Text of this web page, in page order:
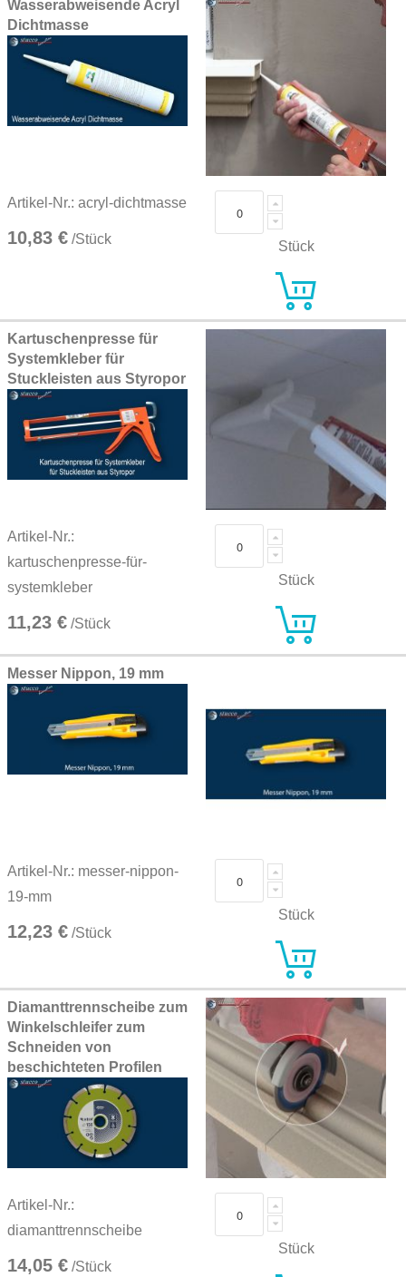
Wasserabweisende Acryl
Dichtmasse
Artikel-Nr.: acryl-dichtmasse
10,83 € /Stück Stück
Kartuschenpresse für
Systemkleber für
Stuckleisten aus Styropor
Artikel-Nr.:
kartuschenpresse-für-
systemkleber
11,23 € /Stück
Stück
Messer Nippon, 19 mm
Artikel-Nr.: messer-nippon-
19-mm
12,23 € /Stück
Stück
Diamanttrennscheibe zum
Winkelschleifer zum
Schneiden von
beschichteten Profilen
Artikel-Nr.:
diamanttrennscheibe
14,05 € /Stück
Stück